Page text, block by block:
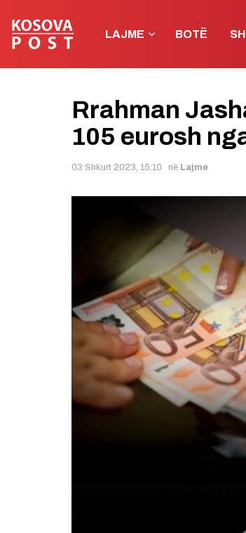
LAJME BOTË
Rrahman
105 eurosh
03 Shkurt 2023, 15:10 në Lajme